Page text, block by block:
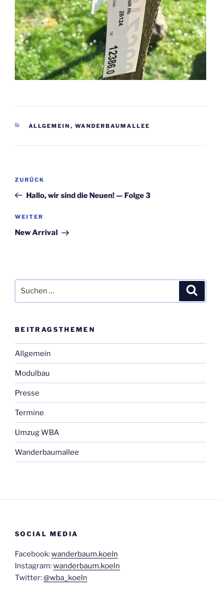
KATEGORIEN
ALLGEMEIN , WANDERBAUMALLEE
Beitragsnavigation
Vorheriger
Beitrag
ZURÜCK
Hal­lo, wir sind die Neu­en! — Fol­ge 3
Nächster
Beitrag
WEITER
New Arri­val
nach:
BEI­TRAGS­THE­MEN
Allgemein
Modulbau
Presse
Termine
Umzug WBA
Wanderbaumallee
SOCIAL MEDIA
Facebook:wanderbaum.koeln
Instagram:wanderbaum.koeln
Twitter:@wba_koeln